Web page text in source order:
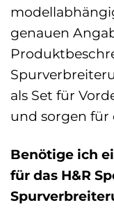
genauen
als Set für
und sorgen für
Benötige ich
für das H&R